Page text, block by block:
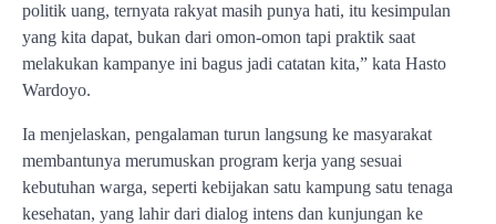
politik uang, ternyata rakyat masih punya hati, itu kesimpulan
yang kita dapat, bukan dari omon-omon tapi praktik saat
melakukan kampanye ini bagus jadi catatan kita,” kata Hasto
Wardoyo.
Ia menjelaskan, pengalaman turun langsung ke masyarakat
membantunya merumuskan program kerja yang sesuai
kebutuhan warga, seperti kebijakan satu kampung satu tenaga
kesehatan, yang lahir dari dialog intens dan kunjungan ke